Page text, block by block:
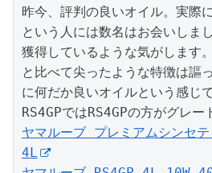
昨今、評判の良いオイル。実際
という人には数名はお会いしま
獲得しているような気がします
と比べて尖ったような特徴は謳
に何だか良いオイルという感じ
ヤマルーブ プレミアムシンセ
4L